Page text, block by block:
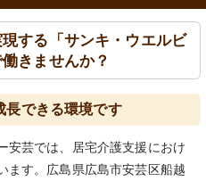
する「サンキ・ウエルビ
きませんか？
長できる環境です
安芸では、居宅介護支援におけ
ます。広島県広島市安芸区船越